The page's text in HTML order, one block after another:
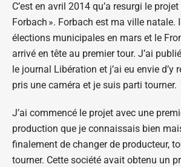
C’est en avril 2014 qu’a resurgi le projet
Forbach ». Forbach est ma ville natale.
élections municipales en mars et le
arrivé en tête au premier tour. J’ai
le journal Libération et j’ai eu envie d’y
pris une caméra et je suis parti tourner.
J’ai commencé le projet avec une
production que je connaissais bien
finalement de changer de producteur,
tourner. Cette société avait obtenu un